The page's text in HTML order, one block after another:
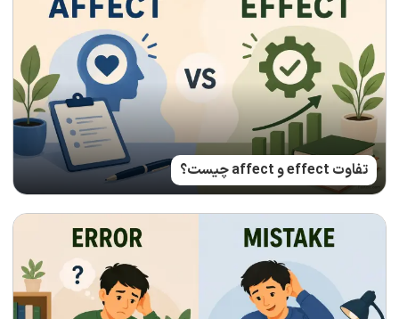
تفاوت effect و affect چیست؟